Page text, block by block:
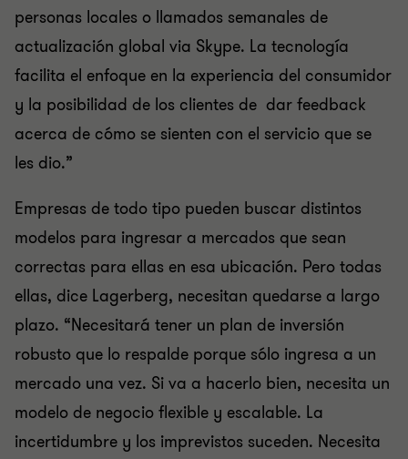
personas locales o llamados semanales de
actualización global via Skype. La tecnología
facilita el enfoque en la experiencia del consumidor
y la posibilidad de los clientes de dar feedback
acerca de cómo se sienten con el servicio que se
les dio.”
Empresas de todo tipo pueden buscar distintos
modelos para ingresar a mercados que sean
correctas para ellas en esa ubicación. Pero todas
ellas, dice Lagerberg, necesitan quedarse a largo
plazo. “Necesitará tener un plan de inversión
robusto que lo respalde porque sólo ingresa a un
mercado una vez. Si va a hacerlo bien, necesita un
modelo de negocio flexible y escalable. La
incertidumbre y los imprevistos suceden. Necesita